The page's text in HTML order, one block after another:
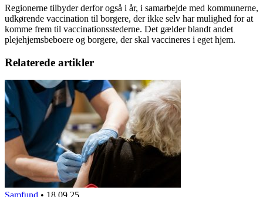
Regionerne tilbyder derfor også i år, i samarbejde med kommunerne,
udkørende vaccination til borgere, der ikke selv har mulighed for at
komme frem til vaccinationsstederne. Det gælder blandt andet
plejehjemsbeboere og borgere, der skal vaccineres i eget hjem.
Relaterede artikler